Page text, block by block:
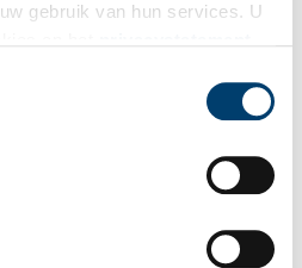
gebruik van hun services. U